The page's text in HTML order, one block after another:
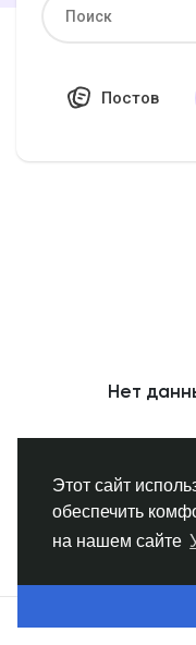
Этот сайт
обеспечить
на нашем сайте
Смотреть Базар
Популярные
Найти
Постов
Нет